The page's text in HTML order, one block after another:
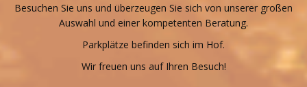
Besuchen Sie uns und überzeugen Sie sich von unserer großen
Auswahl und einer kompetenten Beratung.
Parkplätze befinden sich im Hof.
Wir freuen uns auf Ihren Besuch!